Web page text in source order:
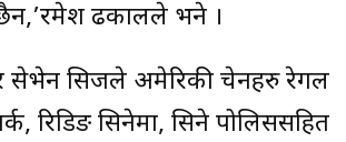
ढकालले भने ।
सेभेन सिजले अमेरिकी चेनहरु रेगल
रिडिङ सिनेमा, सिने पोलिससहित